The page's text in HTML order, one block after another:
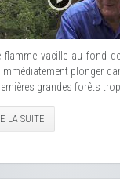
flamme vacille au fond
immédiatement plonger
grandes forêts
LA SUITE